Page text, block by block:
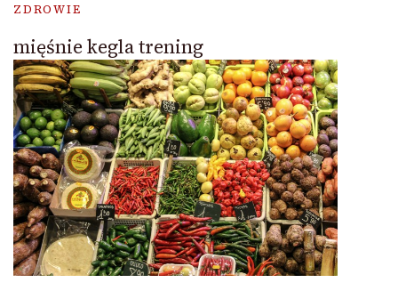
ZDROWIE
mięśnie kegla trening